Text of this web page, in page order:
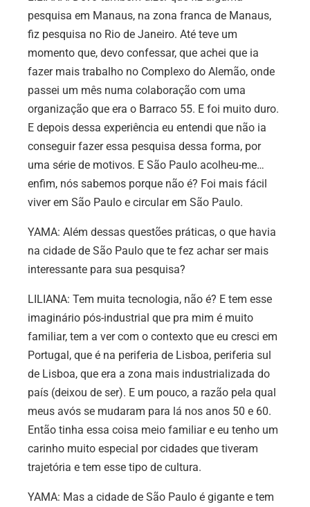
pesquisa em Manaus, na zona franca de Manaus,
fiz pesquisa no Rio de Janeiro. Até teve um
momento que, devo confessar, que achei que ia
fazer mais trabalho no Complexo do Alemão, onde
passei um mês numa colaboração com uma
organização que era o Barraco 55. E foi muito duro.
E depois dessa experiência eu entendi que não ia
conseguir fazer essa pesquisa dessa forma, por
uma série de motivos. E São Paulo acolheu-me…
enfim, nós sabemos porque não é? Foi mais fácil
viver em São Paulo e circular em São Paulo.
YAMA: Além dessas questões práticas, o que havia
na cidade de São Paulo que te fez achar ser mais
interessante para sua pesquisa?
LILIANA: Tem muita tecnologia, não é? E tem esse
imaginário pós-industrial que pra mim é muito
familiar, tem a ver com o contexto que eu cresci em
Portugal, que é na periferia de Lisboa, periferia sul
de Lisboa, que era a zona mais industrializada do
país (deixou de ser). E um pouco, a razão pela qual
meus avós se mudaram para lá nos anos 50 e 60.
Então tinha essa coisa meio familiar e eu tenho um
carinho muito especial por cidades que tiveram
trajetória e tem esse tipo de cultura.
YAMA: Mas a cidade de São Paulo é gigante e tem